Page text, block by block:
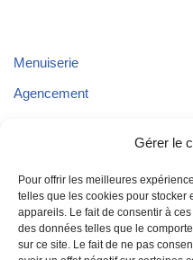
Gérer le
Pour offrir les meilleures
telles que les cookies pour stocker
appareils. Le fait de consentir à
des données telles que le
sur ce site. Le fait de ne pas
Menuiserie
Agencement
Aménagements extérieurs
Aménagement de véhicules